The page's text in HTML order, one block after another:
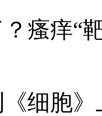
瘙痒“
细胞